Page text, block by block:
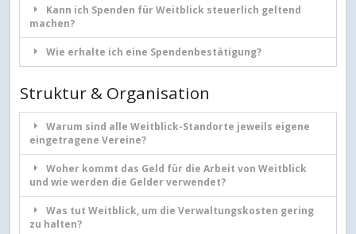
Kann ich Spenden für Weitblick steuerlich geltend
machen?
Wie erhalte ich eine Spendenbestätigung?
Struktur & Organisation
Warum sind alle Weitblick-Standorte jeweils eigene
eingetragene Vereine?
Woher kommt das Geld für die Arbeit von Weitblick
und wie werden die Gelder verwendet?
Was tut Weitblick, um die Verwaltungskosten gering
zu halten?